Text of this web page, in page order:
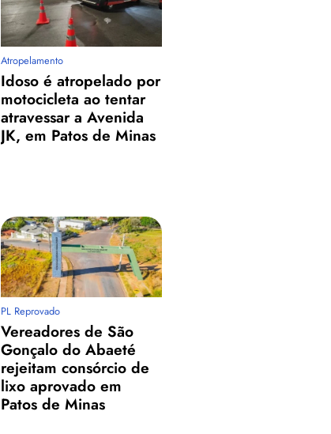
Atropelamento
Idoso é atropelado por
motocicleta ao tentar
atravessar a Avenida
JK, em Patos de Minas
PL Reprovado
Vereadores de São
Gonçalo do Abaeté
rejeitam consórcio de
lixo aprovado em
Patos de Minas